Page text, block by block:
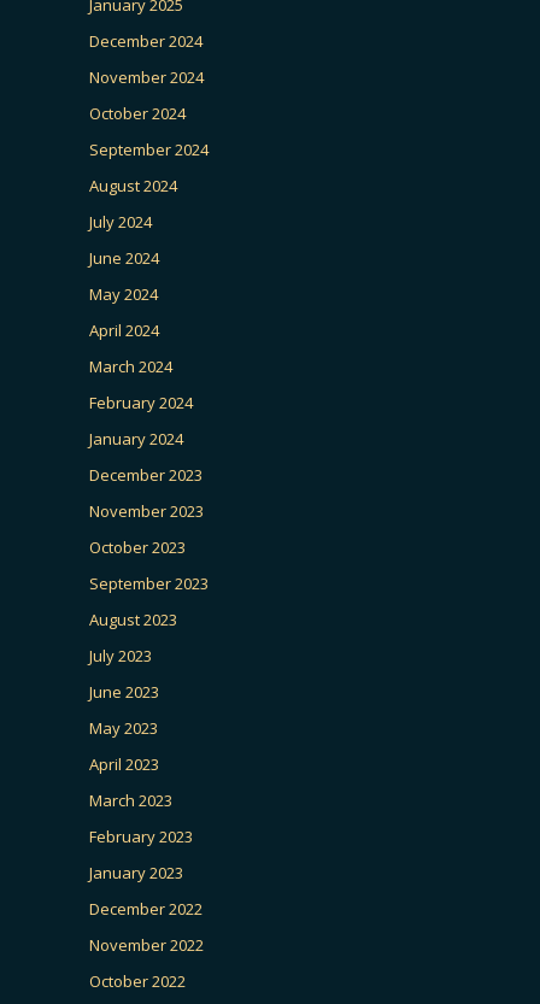
January 2025
December 2024
November 2024
October 2024
September 2024
August 2024
July 2024
June 2024
May 2024
April 2024
March 2024
February 2024
January 2024
December 2023
November 2023
October 2023
September 2023
August 2023
July 2023
June 2023
May 2023
April 2023
March 2023
February 2023
January 2023
December 2022
November 2022
October 2022